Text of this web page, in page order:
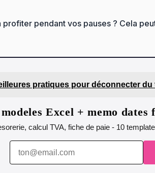
pendant vos pauses ? Cela
pratiques pour déconnecter
modeles Excel + memo
calcul TVA, fiche de paie - 10